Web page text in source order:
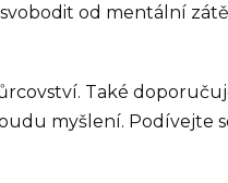
od mentální
Také
myšlení. Podívejte